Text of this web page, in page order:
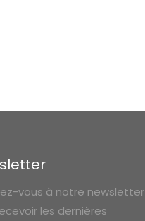
vous à notre newsletter
les dernières